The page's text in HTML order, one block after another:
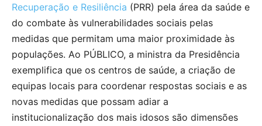
Recuperação e Resiliência (PRR) pela área da saúde e
do combate às vulnerabilidades sociais pelas
medidas que permitam uma maior proximidade às
populações. Ao PÚBLICO, a ministra da Presidência
exemplifica que os centros de saúde, a criação de
equipas locais para coordenar respostas sociais e as
novas medidas que possam adiar a
institucionalização dos mais idosos são dimensões